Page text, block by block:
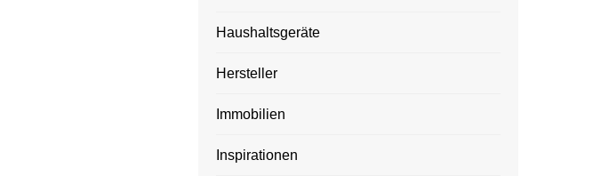
Haushaltsgeräte
Hersteller
Immobilien
Inspirationen